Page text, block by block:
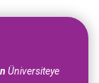
Üniversiteye